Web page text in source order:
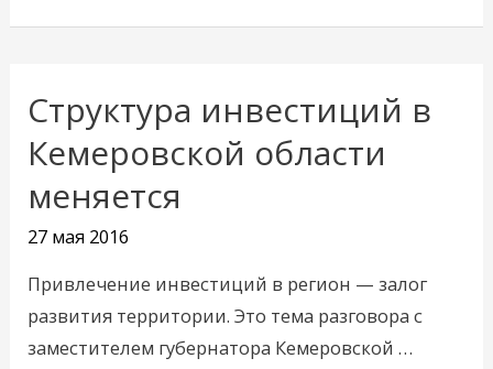
Структура инвестиций в
Кемеровской области
меняется
27 мая 2016
Привлечение инвестиций в регион — залог
развития территории. Это тема разговора с
заместителем губернатора Кемеровской …
Структура
инвестиций
в
Кемеровской
области